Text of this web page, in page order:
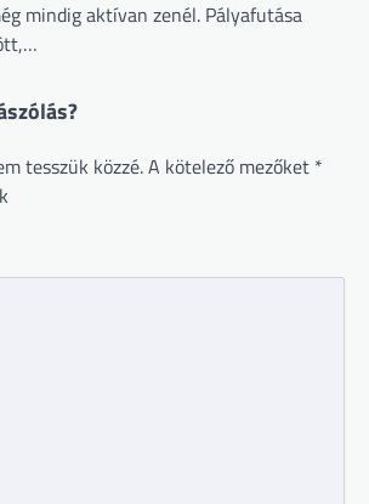
mindig aktívan zenél. Pályafutása
tesszük közzé.A kötelező mezőket *